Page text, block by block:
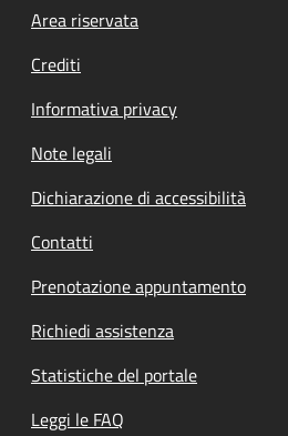
Footer menu
Area riservata
Crediti
Informativa privacy
Note legali
Dichiarazione di accessibilità
Contatti
Prenotazione appuntamento
Richiedi assistenza
Statistiche del portale
Leggi le FAQ